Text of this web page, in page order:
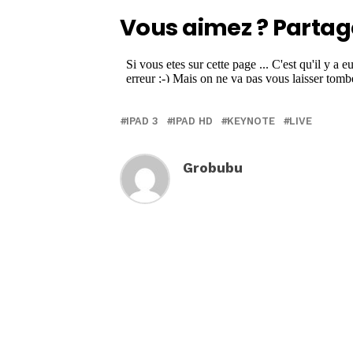
Vous aimez ?
IPAD 3 IPAD HD KEYNOTE LIVE
Grobubu